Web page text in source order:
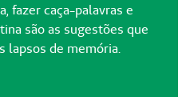
fazer caça-palavras e
são as sugestões que
lapsos de memória.